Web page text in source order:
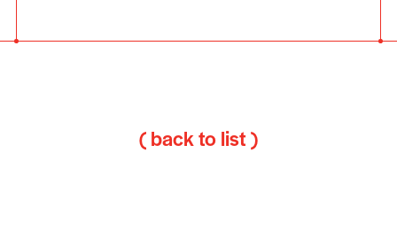
( back to list )